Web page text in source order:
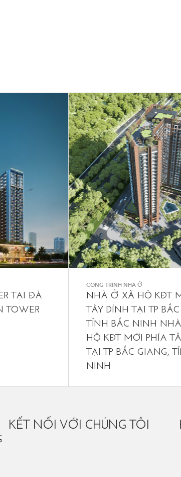
TẠI ĐÀ
TOWER
CÔNG TRÌNH NHÀ Ở
NHÀ Ở XÃ HỘ KĐT
TÂY DÍNH TẠI TP
TỈNH BẮC NINH
HỘ KĐT MỚI PHÍA
TẠI TP BẮC GIANG,
NINH
KẾT NỐI VỚI CHÚNG TÔI